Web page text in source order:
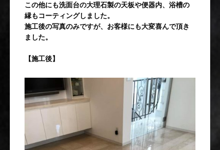
この他にも洗面台の大理石製の天板や便器内、浴槽の
縁もコーティングしました。
施工後の写真のみですが、お客様にも大変喜んで頂き
ました。
【施工後】